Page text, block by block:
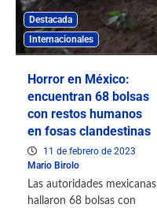
Destacada
Internacionales
Horror en México:
encuentran 68 bolsas
con restos humanos
en fosas clandestinas
11 de febrero de 2023
Mario Birolo
Las autoridades mexicanas
hallaron 68 bolsas con